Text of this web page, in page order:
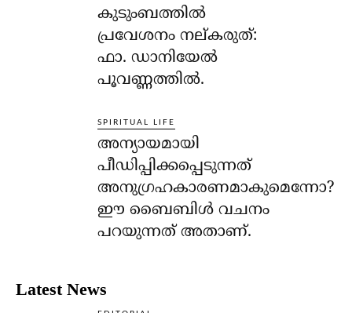
കുടുംബത്തില്‍
പ്രവേശനം നല്കരുത്:
ഫാ. ഡാനിയേല്‍
പൂവണ്ണത്തില്‍.
SPIRITUAL LIFE
അന്യായമായി
പീഡിപ്പിക്കപ്പെടുന്നത്
അനുഗ്രഹകാരണമാകുമെന്നോ?
ഈ ബൈബിള്‍ വചനം
പറയുന്നത് അതാണ്.
Latest News